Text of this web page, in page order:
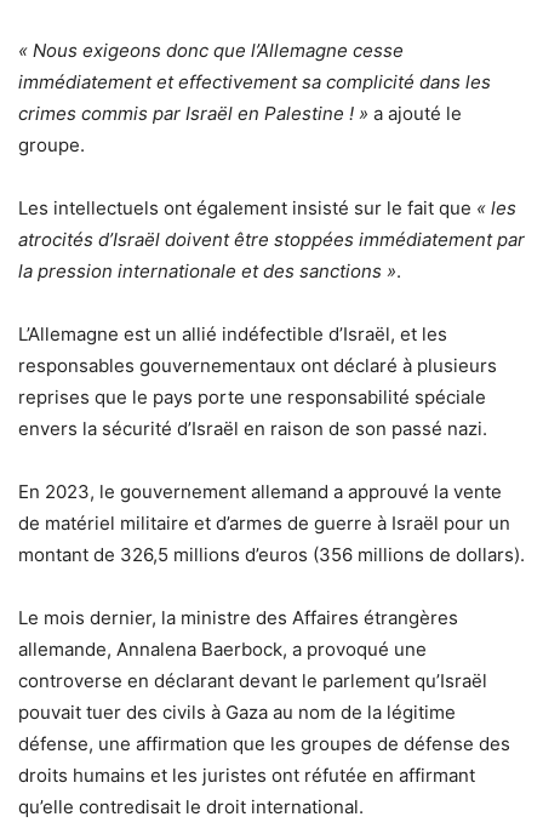
« Nous exigeons donc que l’Allemagne cesse
immédiatement et effectivement sa complicité dans les
crimes commis par Israël en Palestine ! » a ajouté le
groupe.
Les intellectuels ont également insisté sur le fait que « les
atrocités d’Israël doivent être stoppées immédiatement par
la pression internationale et des sanctions ».
L’Allemagne est un allié indéfectible d’Israël, et les
responsables gouvernementaux ont déclaré à plusieurs
reprises que le pays porte une responsabilité spéciale
envers la sécurité d’Israël en raison de son passé nazi.
En 2023, le gouvernement allemand a approuvé la vente
de matériel militaire et d’armes de guerre à Israël pour un
montant de 326,5 millions d’euros (356 millions de dollars).
Le mois dernier, la ministre des Affaires étrangères
allemande, Annalena Baerbock, a provoqué une
controverse en déclarant devant le parlement qu’Israël
pouvait tuer des civils à Gaza au nom de la légitime
défense, une affirmation que les groupes de défense des
droits humains et les juristes ont réfutée en affirmant
qu’elle contredisait le droit international.